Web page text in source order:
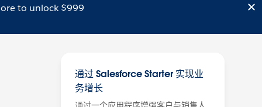
to unlock $999
通过 Salesforce Starter 实现业
务增长